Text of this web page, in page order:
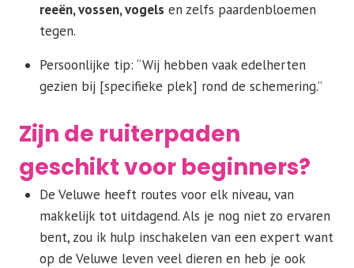
reeën, vossen, vogels en zelfs paardenbloemen
tegen.
Persoonlijke tip: “Wij hebben vaak edelherten
gezien bij [specifieke plek] rond de schemering.”
Zijn de ruiterpaden
geschikt voor beginners?
De Veluwe heeft routes voor elk niveau, van
makkelijk tot uitdagend. Als je nog niet zo ervaren
bent, zou ik hulp inschakelen van een expert want
op de Veluwe leven veel dieren en heb je ook